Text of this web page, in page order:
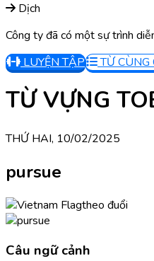
Dịch
Công ty đã có một sự trình
LUYỆN TẬP
TỪ
TỪ VỰNG
THỨ HAI, 10/02/2025
pursue
theo đuổi
Câu ngữ cảnh